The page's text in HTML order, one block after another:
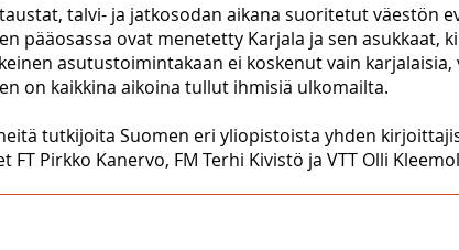
talvi- ja jatkosodan aikana suoritetut väestön
pääosassa ovat menetetty Karjala ja sen
asutustoimintakaan ei koskenut vain
on kaikkina aikoina tullut ihmisiä ulkomailta.
tutkijoita Suomen eri yliopistoista yhden
Pirkko Kanervo, FM Terhi Kivistö ja VTT Olli